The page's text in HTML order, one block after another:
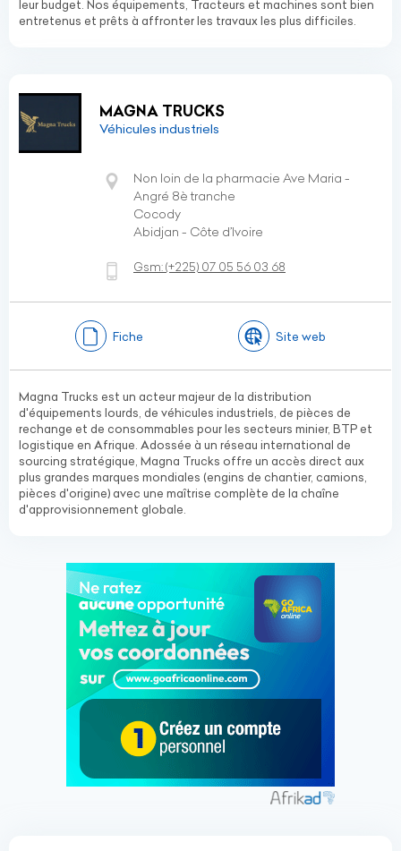
leur budget. Nos équipements, Tracteurs et machines sont bien
entretenus et prêts à affronter les travaux les plus difficiles.
MAGNA TRUCKS
Véhicules industriels
Non loin de la pharmacie Ave Maria -
Angré 8è tranche
Cocody
Abidjan - Côte d’Ivoire
Gsm:(+225) 07 05 56 03 68
Fiche Site web
Magna Trucks est un acteur majeur de la distribution
d'équipements lourds, de véhicules industriels, de pièces de
rechange et de consommables pour les secteurs minier, BTP et
logistique en Afrique. Adossée à un réseau international de
sourcing stratégique, Magna Trucks offre un accès direct aux
plus grandes marques mondiales (engins de chantier, camions,
pièces d'origine) avec une maîtrise complète de la chaîne
d'approvisionnement globale.